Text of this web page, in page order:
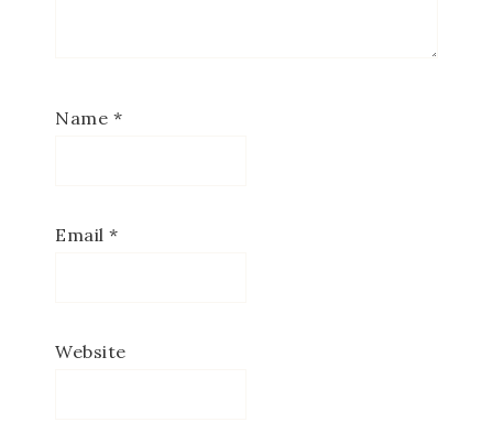
Name *
Email *
Website